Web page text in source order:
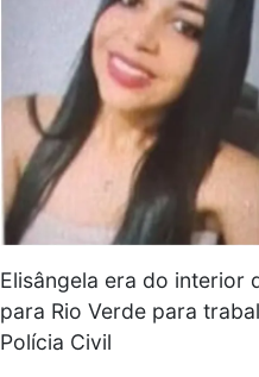
Elisângela era do interior
para Rio Verde para
Polícia Civil